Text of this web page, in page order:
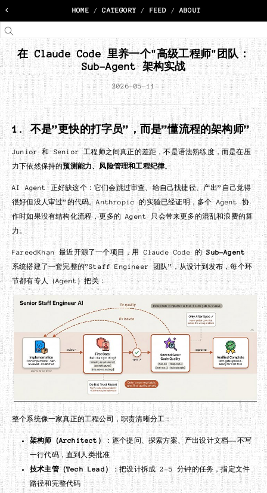
< HOME /CATEGORY / FEED /ABOUT
在 Claude Code 里养一个"高级工程师"团队：
Sub-Agent 架构实战
2026-05-11
1. 不是”更快的打字员”，而是”懂流程的架构师”
Junior 和 Senior 工程师之间真正的差距，不是语法熟练度，而是在压
力下依然保持的预测能力、风险管理和工程纪律。
AI Agent 正好缺这个：它们会跳过审查、给自己找捷径、产出”自己觉得
很好但没人审过”的代码。Anthropic 的实验已经证明，多个 Agent 协
作时如果没有结构化流程，更多的 Agent 只会带来更多的混乱和浪费的算
力。
FareedKhan 最近开源了一个项目，用 Claude Code 的Sub-Agent
系统搭建了一套完整的”Staff Engineer 团队”，从设计到发布，每个环
节都有专人（Agent）把关：
整个系统像一家真正的工程公司，职责清晰分工：
架构师（Architect）：逐个提问、探索方案、产出设计文档——不写
一行代码，直到人类批准
技术主管（Tech Lead）
：把设计拆成 2-5 分钟的任务，指定文件
路径和完整代码